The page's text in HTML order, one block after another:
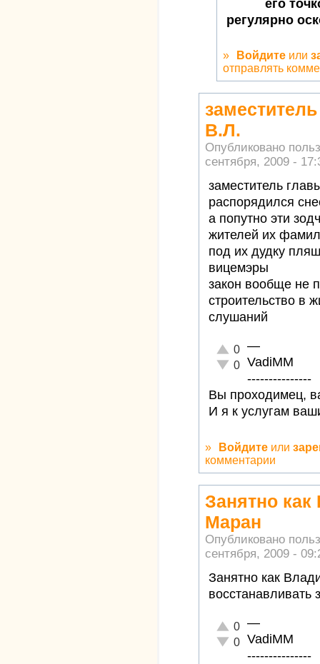
его
регулярно
» Войдите или
отправлять
В.Л.
Опубликовано
сентября, 2009 -
заместитель
распорядился
а попутно эти
жителей их
под их дудку
вицемэры
закон вообще не
строительство в
слушаний
Отлично!
0
Неадекватно!
0
—
VadiMM
---------------
Вы проходимец,
И я к услугам
» Войдите или
комментарии
Занятно
Маран
Опубликовано
сентября, 2009 -
Занятно как
восстанавливать
Отлично!
0
Неадекватно!
0
—
VadiMM
---------------